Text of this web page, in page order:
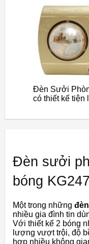
Đèn Sưởi
có thiết kế tiện
Đèn sưởi
bóng KG247
Một trong những
nhiều gia đình tin
Với thiết kế 2 bóng
lượng vượt trội, độ
hợp nhiều không